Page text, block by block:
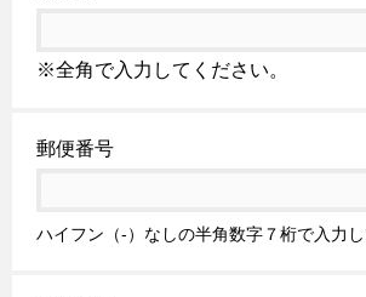
※全角で入力してください。
郵便番号
ハイフン（-）なしの半角数字７桁で入力し